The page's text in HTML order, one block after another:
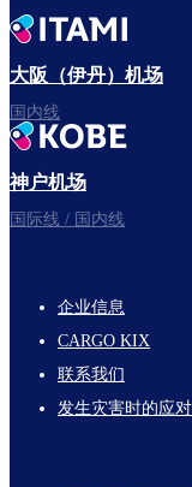
大阪（伊丹）机场
国内线
神户机场
国际线 / 国内线
footer-
links-
en-
企业信息
CARGO KIX
联系我们
发生灾害时的应